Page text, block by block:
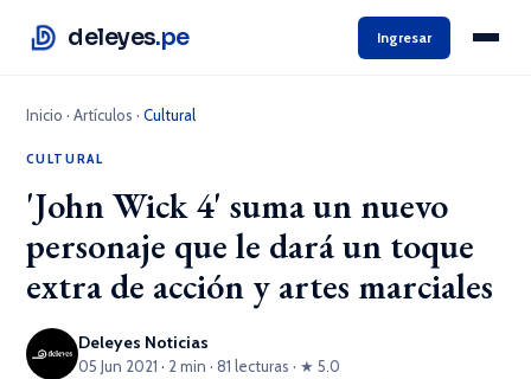
deleyes.pe Ingresar
Inicio ·Artículos ·Cultural
CULTURAL
'John Wick 4' suma un nuevo
personaje que le dará un toque
extra de acción y artes marciales
Deleyes Noticias
05 Jun 2021 · 2 min · 81 lecturas · ★ 5.0